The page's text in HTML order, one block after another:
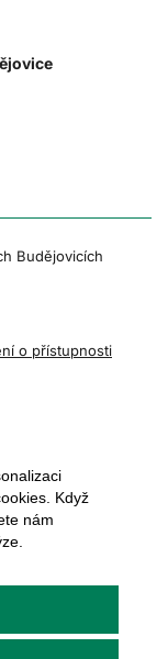
Budějovicích
o přístupnosti
Když
nám